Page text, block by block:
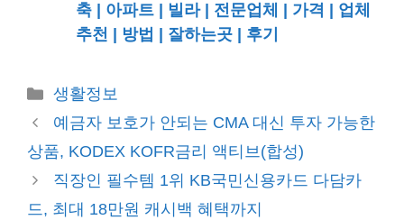
축 | 아파트 | 빌라 | 전문업체 | 가격 | 업체
추천 | 방법 | 잘하는곳 | 후기
카
테
리
생활정보
예금자 보호가 안되는 CMA 대신 투자 가능한
상품, KODEX KOFR금리 액티브(합성)
직장인 필수템 1위 KB국민신용카드 다담카
드, 최대 18만원 캐시백 혜택까지